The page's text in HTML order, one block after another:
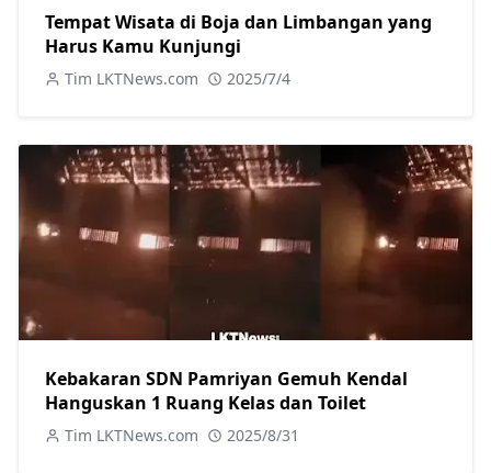
Tempat Wisata di Boja dan Limbangan yang
Harus Kamu Kunjungi
Tim LKTNews.com 2025/7/4
Kebakaran SDN Pamriyan Gemuh Kendal
Hanguskan 1 Ruang Kelas dan Toilet
Tim LKTNews.com 2025/8/31